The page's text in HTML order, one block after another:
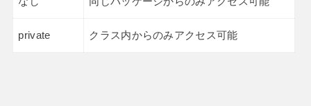
private クラス内からのみアクセス可能